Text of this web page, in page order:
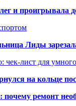
и проигрывала
Лиды
чек-лист для
на кольце
почему ремонт